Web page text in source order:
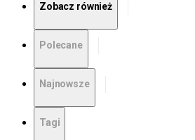
Zobacz również
Polecane
Najnowsze
Tagi